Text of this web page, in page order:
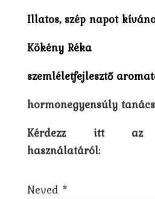
Illatos, szép napot
Kökény Réka
szemléletfejlesztő
hormonegyensúly
Kérdezz itt az
használatáról:
Neved *